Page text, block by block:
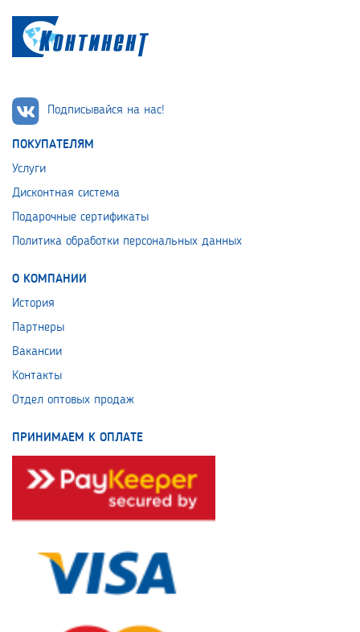
Подписывайся на нас!
ПОКУПАТЕЛЯМ
Услуги
Дисконтная система
Подарочные сертификаты
Политика обработки персональных данных
О КОМПАНИИ
История
Партнеры
Вакансии
Контакты
Отдел оптовых продаж
ПРИНИМАЕМ К ОПЛАТЕ